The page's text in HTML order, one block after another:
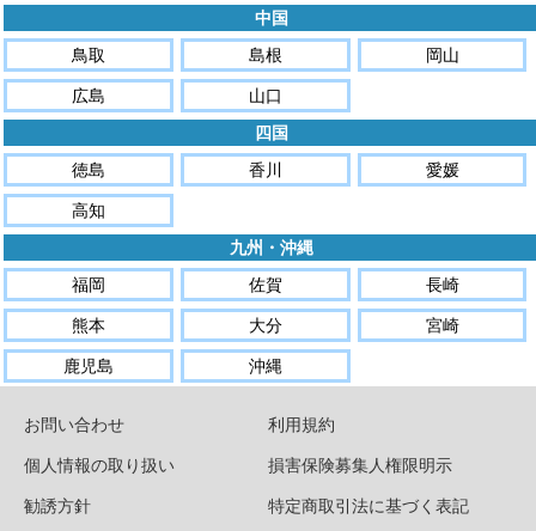
中国
鳥取
島根
岡山
広島
山口
四国
徳島
香川
愛媛
高知
九州・沖縄
福岡
佐賀
長崎
熊本
大分
宮崎
鹿児島
沖縄
お問い合わせ
利用規約
個人情報の取り扱い
損害保険募集人権限明示
勧誘方針
特定商取引法に基づく表記